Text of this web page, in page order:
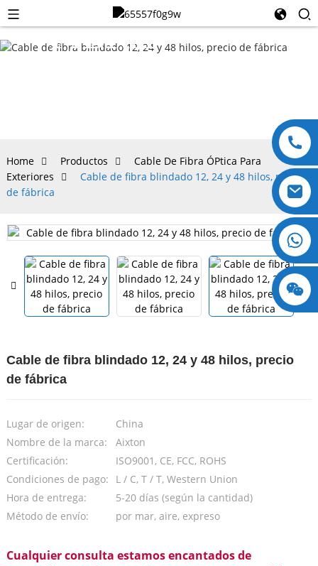
+8618123897029
FIBRA
EXTERIORES
Home Productos
Cable De Fibra ÓPtica Para
Exteriores
Cable de fibra blindado 12, 24 y 48 hilos, precio
de fábrica
Cable de fibra blindado 12, 24 y 48 hilos, precio
de fábrica
Lugar de origen:
China
Nombre de la marca:
Aixton
Certificación:
ISO9001, CE, FCC, ROHS
Condiciones de pago:
L / C, T / T, Western Union
Hora de entrega:
5-20 días (según la cantidad)
Método de envío:
por mar, aire, expreso
Cualquier consulta estamos encantados de